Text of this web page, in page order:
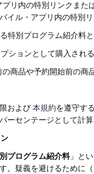
リ内の特別リンクま
イル・アプリ内の特別
特別プログラム紹介料
ションとして購入され
商品や予約開始前の商
および本規約を遵守す
ーセンテージとして計
プログラム紹介料」と
。疑義を避けるために